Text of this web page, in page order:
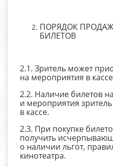
ПОРЯДОК
БИЛЕТОВ
2.1. Зритель может
на мероприятия в
2.2. Наличие билетов
и мероприятия
в кассе.
2.3. При покупке
получить
о наличии льгот,
кинотеатра.